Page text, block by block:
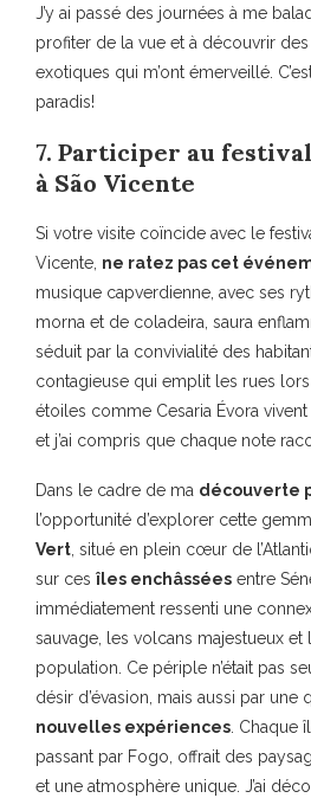
J’y ai passé des journées à me
profiter de la vue et à découvrir
exotiques qui m’ont émerveillé.
paradis!
7. Participer au
à São Vicente
Si votre visite coïncide avec le
Vicente, ne ratez pas cet
musique capverdienne, avec ses
morna et de coladeira, saura
séduit par la convivialité des
contagieuse qui emplit les rues
étoiles comme Cesaria Évora
et j’ai compris que chaque note
Dans le cadre de ma découverte
l’opportunité d’explorer cette
Vert, situé en plein cœur de
sur ces îles enchâssées entre
immédiatement ressenti une
sauvage, les volcans majestueux
population. Ce périple n’était pas
désir d’évasion, mais aussi par une
nouvelles expériences. Chaque
passant par Fogo, offrait des
et une atmosphère unique. J’ai